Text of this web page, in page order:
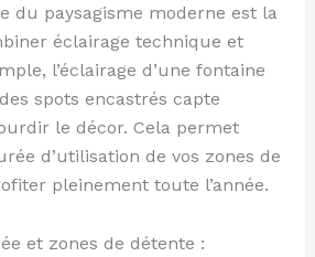
du paysagisme moderne est la
éclairage technique et
l’éclairage d’une fontaine
spots encastrés capte
le décor. Cela permet
d’utilisation de vos zones de
pleinement toute l’année.
et zones de détente :